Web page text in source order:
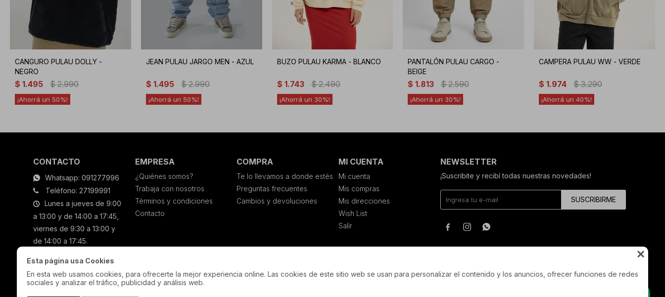

Esta página usa Cookies
En esta web usamos cookies, para ofrecerte la mejor experiencia online. Las cookies de este sitio web se usan para personalizar el contenido y los anuncios, ofrecer funciones de redes
sociales y analizar el tráfico, publicidad y análisis web.
CANGURO PULAU DOLLY -
NEGRO
$ 1.495 $ 2.990
50
JEAN PULAU JARGO MEN - AZUL
$ 1.495 $ 2.990
50
BUZO PULAU KARMA - BLANCO
$ 1.743 $ 2.490
30
PANTALÓN PULAU CARGO -
BEIGE
$ 1.813 $ 2.590
30
CAMPERA PULAU WW - VERDE
$ 1.974 $ 3.290
40
CONTACTO
Whatsapp: 091277996
Teléfono: 27199991
Lunes a jueves de 9:00
a 13:00 y de 14:00 a 17:45,
viernes de 9:30 a 13:00 y
de 14:00 a 17:45.
EMPRESA
¿Quiénes somos?
Trabaja con nosotros
Términos y condiciones
Contacto
COMPRA
Te lo llevamos a donde estés
Preguntas frecuentes
Cambios y devoluciones
MI CUENTA
Mi cuenta
Mis compras
Mis direcciones
Wish List
Salir
NEWSLETTER
¡Suscribite y recibí todas nuestras novedades!
SUSCRIBIRME
  